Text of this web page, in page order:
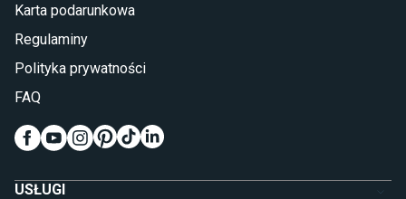
Materace piankowe
Kinkiety do sypialni
Pokój dziecięcy
Meble do pokoju dziecięcego
Komody dla dzieci
Łóżka dla dziecka (młodzieżowe)
Karta podarunkowa
Regulaminy
Polityka prywatności
FAQ
USŁUGI